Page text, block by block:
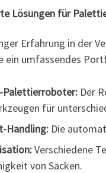
Lösungen für
Erfahrung in der
ein umfassendes
Palettierroboter: Der
für
Handling: Die
Verschiedene
von Säcken.